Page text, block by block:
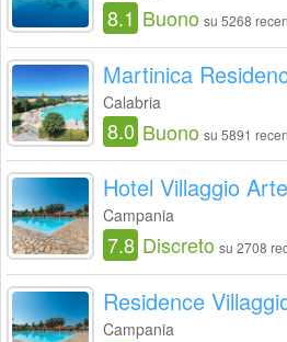
8.1 Buono su 5268
Martinica
Calabria
8.0 Buono su 5891
Hotel Villaggio
Campania
7.8 Discreto su 2708
Residence
Campania